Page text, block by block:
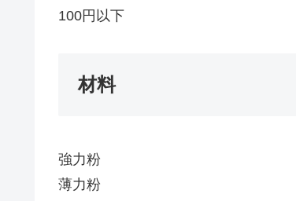
100円以下
材料
強力粉
薄力粉